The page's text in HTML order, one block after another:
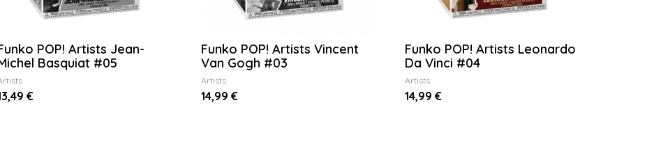
POP! Artists Jean-
Basquiat #05
€
Funko POP! Artists Vincent
Van Gogh #03
Artists
14,99 €
Funko POP! Artists Leonardo
Da Vinci #04
Artists
14,99 €